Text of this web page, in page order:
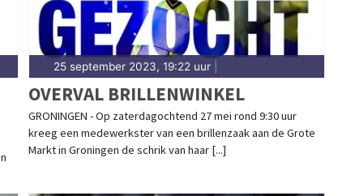
25 september 2023, 19:22 uur|
OVERVAL BRILLENWINKEL
GRONINGEN - Op zaterdagochtend 27 mei rond 9:30 uur
kreeg een medewerkster van een brillenzaak aan de Grote
Markt in Groningen de schrik van haar [...]